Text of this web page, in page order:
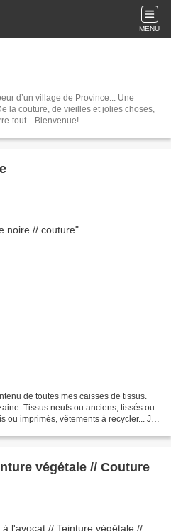
MENU
d’un village de Province... Une
la couture, de vieilles et jolies choses,
tout... Bienvenue!
de toutes mes caisses de tissus.
Tissus neufs ou anciens, tissés ou
imprimés, vêtements à recycler... J'ai
végétale // Couture